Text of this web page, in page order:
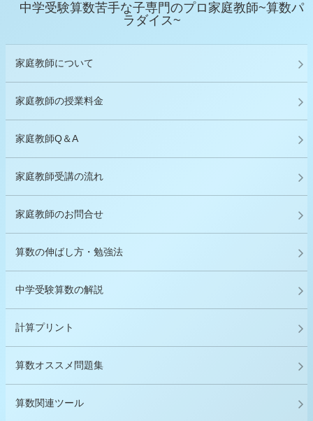
中学受験算数苦手な子専門のプロ家庭教師~算数パ
ラダイス~
家庭教師について
家庭教師の授業料金
家庭教師Q＆A
家庭教師受講の流れ
家庭教師のお問合せ
算数の伸ばし方・勉強法
中学受験算数の解説
計算プリント
算数オススメ問題集
算数関連ツール